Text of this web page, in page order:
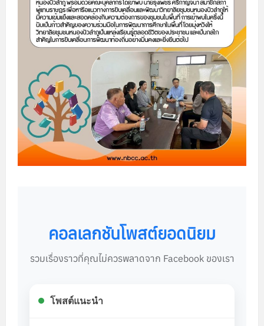
คอลเลกชันโพสต์ยอดนิยม
รวมเรื่องราวที่คุณไม่ควรพลาดจาก Facebook ของเรา
โพสต์แนะนำ